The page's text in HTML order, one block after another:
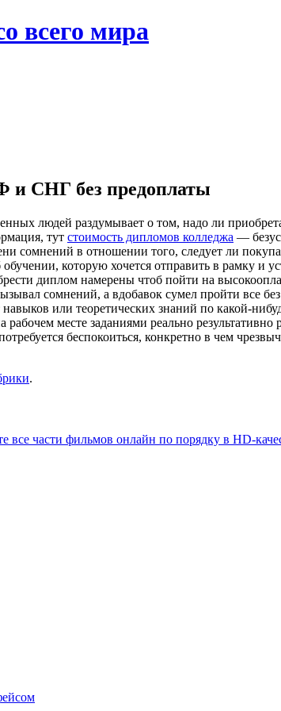
всего мира
и СНГ без предоплаты
людей раздумывает о том, надо ли
тут стоимость дипломов колледжа —
сомнений в отношении того, следует ли
которую хочется отправить в рамку и
диплом намерены чтоб пойти на
сомнений, а вдобавок сумел пройти все
или теоретических знаний по какой-
месте заданиями реально
беспокоиться, конкретно в чем
.
все части фильмов онлайн по порядку в HD-